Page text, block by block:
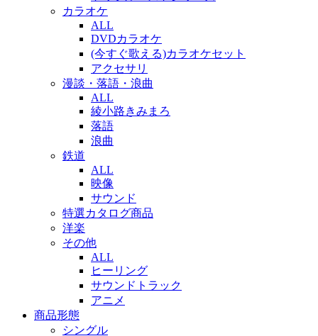
カラオケ
ALL
DVDカラオケ
(今すぐ歌える)カラオケセット
アクセサリ
漫談・落語・浪曲
ALL
綾小路きみまろ
落語
浪曲
鉄道
ALL
映像
サウンド
特選カタログ商品
洋楽
その他
ALL
ヒーリング
サウンドトラック
アニメ
商品形態
シングル